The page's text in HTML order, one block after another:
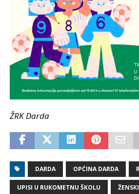
ŽRK Darda
DARDA OPĆINA DARDA
UPISI U RUKOMETNU ŠKOLU